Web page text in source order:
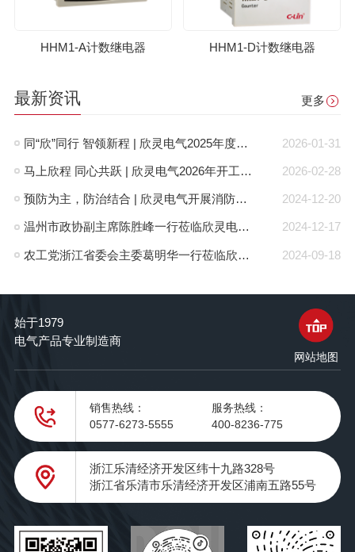
HHM1-A计数继电器 HHM1-D计数继电器
最新资讯 更多
2026-01-31
同“欣”同行 智领新程 | 欣灵电气2025年度表彰总结大会暨新年酒会成功举办！
2026-02-28
马上欣程 同心共跃 | 欣灵电气2026年开工大吉！
2024-12-20
预防为主，防治结合 | 欣灵电气开展消防应急预案演练活动
2024-12-17
温州市政协副主席陈胜峰一行莅临欣灵电气调研指导
2024-09-18
农工党浙江省委会主委葛明华一行莅临欣灵电气考察调研
始于1979
电气产品专业制造商
网站地图
销售热线：
0577-6273-5555
服务热线：
400-8236-775
浙江乐清经济开发区纬十九路328号
浙江省乐清市乐清经济开发区浦南五路55号